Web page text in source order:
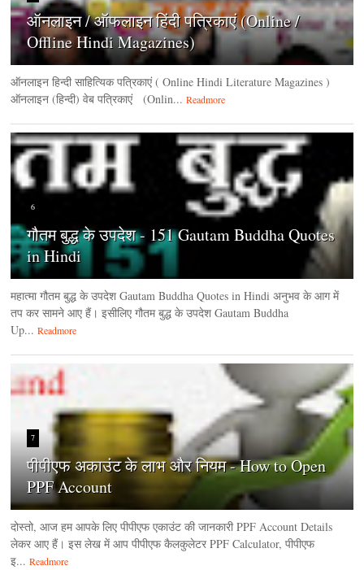
ऑनलाइन / ऑफलाइन हिंदी पत्रिकाएं (Online /
Offline Hindi Magazines)
ऑनलाइन हिन्‍दी साहित्यिक पत्रिकाएं ( Online Hindi Literature Magazines )
ऑनलाइन (हिन्‍दी) वेब पत्रिकाएं (Onlin... Readmore
6
गौतम बुद्ध के उपदेश - 151 Gautam Buddha Quotes
in Hindi
महात्मा गौतम बुद्ध के उपदेश Gautam Buddha Quotes in Hindi अनुभव के आग में
तप कर सामने आए हैं। इसीलिए गौतम बुद्ध के उपदेश Gautam Buddha
Up... Readmore
7
पीपीएफ अकाउंट के लाभ और नियम - How to Open
PPF Account
दोस्तो, आज हम आपके लिए पीपीएफ एकाउंट की जानकारी PPF Account Details
लेकर आए हैं। इस लेख में आप पीपीएफ कैलकुलेटर PPF Calculator, पीपीएफ
इ... Readmore